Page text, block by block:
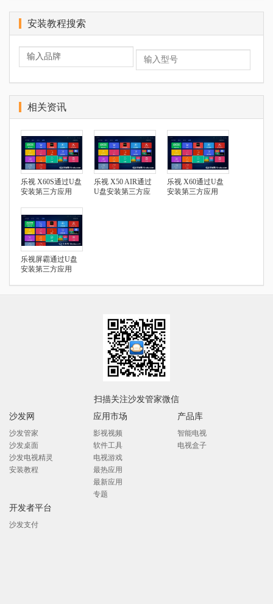
安装教程搜索
相关资讯
乐视 X60S通过U盘
安装第三方应用
乐视 X50 AIR通过
U盘安装第三方应
乐视 X60通过U盘
安装第三方应用
乐视屏霸通过U盘
安装第三方应用
扫描关注沙发管家微信
沙发网
沙发管家
沙发桌面
沙发电视精灵
安装教程
应用市场
影视视频
软件工具
电视游戏
最热应用
最新应用
专题
产品库
智能电视
电视盒子
开发者平台
沙发支付